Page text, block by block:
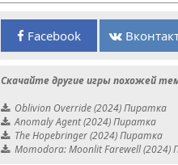
Facebook
Скачайте другие игры похожей
Oblivion Override (2024) Пиратка
Anomaly Agent (2024) Пиратка
The Hopebringer (2024) Пиратка
Momodora: Moonlit Farewell (2024)